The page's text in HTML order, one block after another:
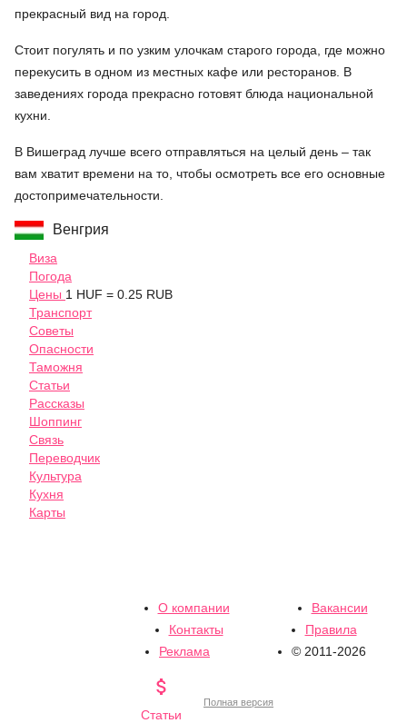
прекрасный вид на город.
Стоит погулять и по узким улочкам старого города, где можно
перекусить в одном из местных кафе или ресторанов. В
заведениях города прекрасно готовят блюда национальной
кухни.
В Вишеград лучше всего отправляться на целый день – так
вам хватит времени на то, чтобы осмотреть все его основные
достопримечательности.
Венгрия
Виза
Погода
Цены 1 HUF = 0.25 RUB
Транспорт
Советы
Опасности
Таможня
Статьи
Рассказы
Шоппинг
Связь
Переводчик
Культура
Кухня
Карты
О компании
Вакансии
Контакты
Правила
Реклама
© 2011-2026

Статьи
Полная версия